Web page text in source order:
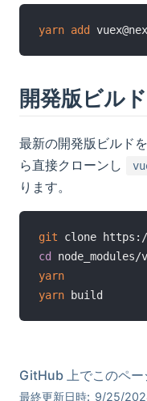
yarn add
開発版ビルド
最新の開発版ビルド
ら直接クローンし
ります。
git
cd
yarn
yarn
GitHub 上でこのペー
最終更新日時: 9/25/